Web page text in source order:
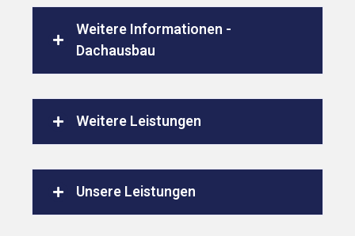
Weitere Informationen -
Dachausbau
Weitere Leistungen
Unsere Leistungen